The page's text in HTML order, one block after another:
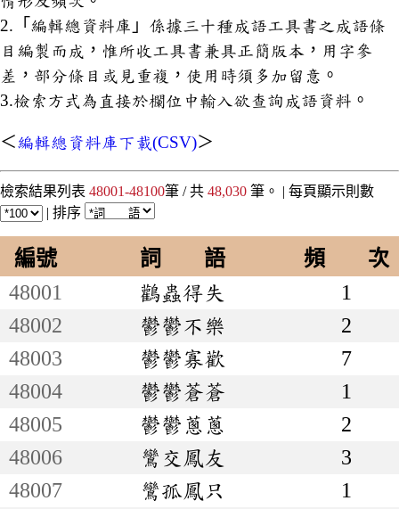
2.「編輯總資料庫」係據三十種成語工具書之成語條
目編製而成，惟所收工具書兼具正簡版本，用字參
差，部分條目或見重複，使用時須多加留意。
3.檢索方式為直接於欄位中輸入欲查詢成語資料。
＜編輯總資料庫下載(CSV)＞
檢索結果列表 48001-48100筆 / 共 48,030 筆。 | 每頁顯示則數
| 排序
編號 詞 語
頻 次
48001
鸛蟲得失
1
48002
鬱鬱不樂
2
48003
鬱鬱寡歡
7
48004
鬱鬱蒼蒼
1
48005
鬱鬱蔥蔥
2
48006
鸞交鳳友
3
48007
鸞孤鳳只
1